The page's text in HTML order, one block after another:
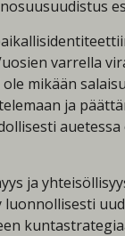
varrella
mikään
ja
ja